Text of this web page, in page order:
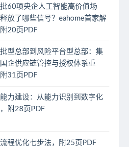
60项央企人工智能高价值场
放了哪些信号？eahome首家解
20页PDF
型总部到风险平台型总部：集
企供应链管控与授权体系重
31页PDF
力建设：从能力识别到数字化
附28页PDF
程优化七步法，附25页PDF